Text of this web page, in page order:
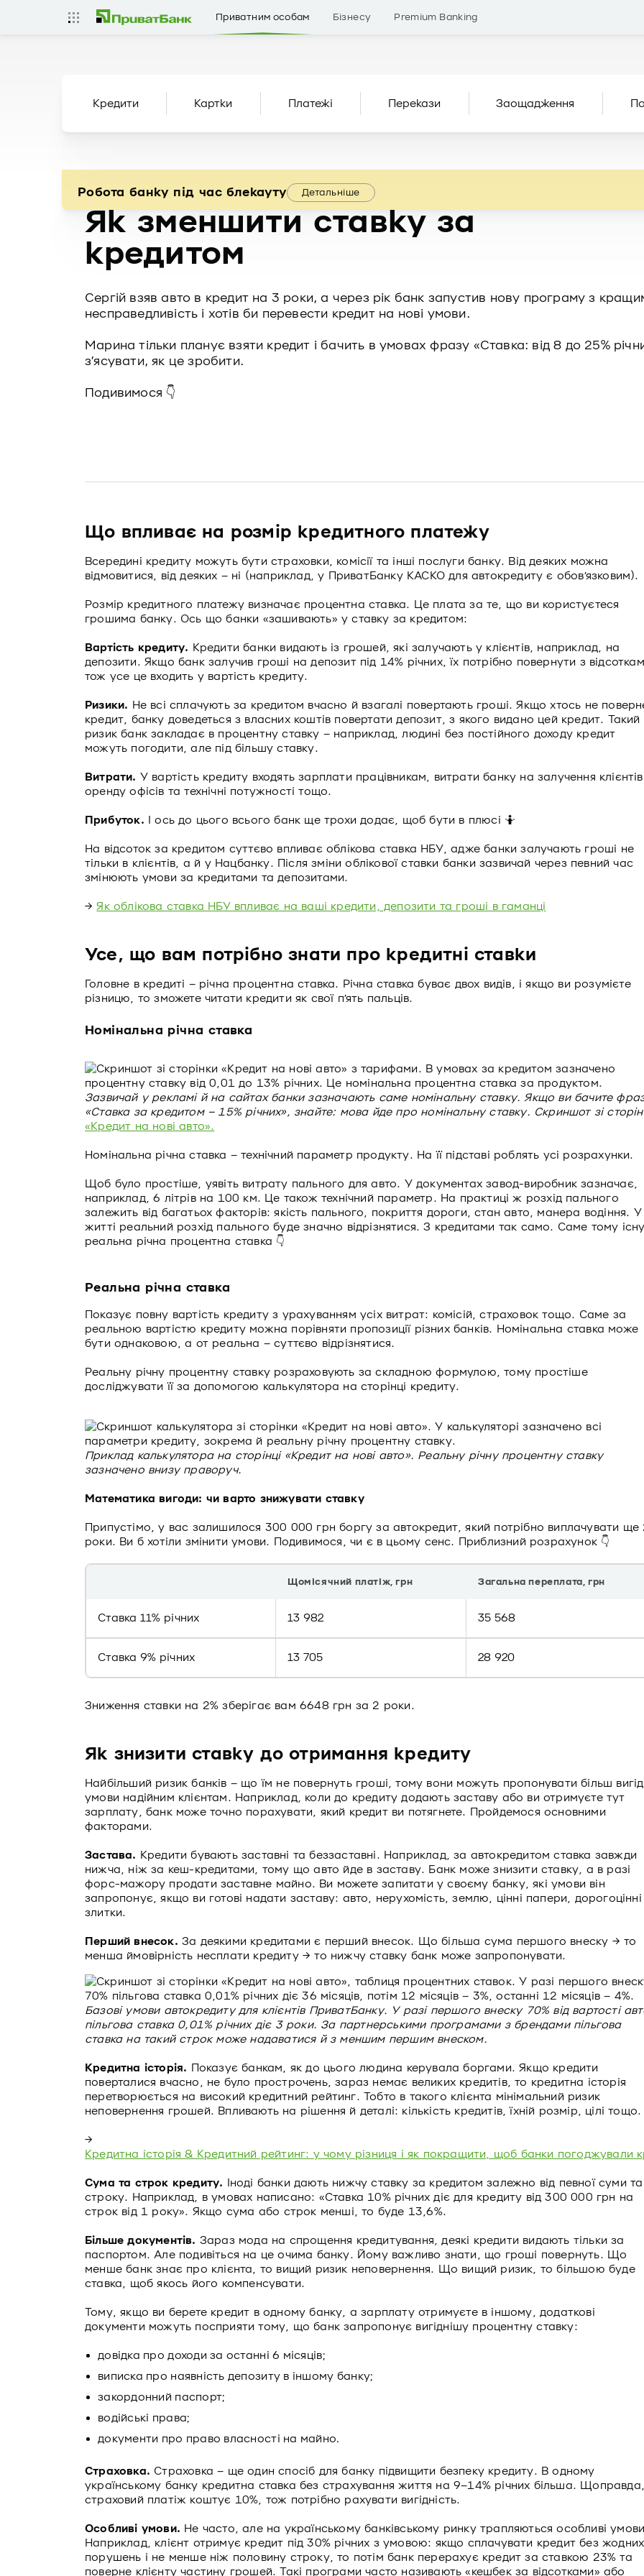
Приватним особам Бізнесу Premium Banking
Кредити Картки Платежі Перекази Заощадження
Робота банку під час блекауту Детальніше
Як зменшити ставку за
кредитом
Сергій взяв авто в кредит на 3 роки, а через рік банк запустив нову програму з
несправедливість і хотів би перевести кредит на нові умови.
Марина тільки планує взяти кредит і бачить в умовах фразу «Ставка: від 8 до 25%
з’ясувати, як це зробити.
Подивимося 👇
Що впливає на розмір кредитного платежу
Всередині кредиту можуть бути страховки, комісії та інші послуги банку. Від деяких можна
відмовитися, від деяких – ні (наприклад, у ПриватБанку КАСКО для автокредиту є обов’язковим).
Розмір кредитного платежу визначає процентна ставка. Це плата за те, що ви користуєтеся
грошима банку. Ось що банки «зашивають» у ставку за кредитом:
Вартість кредиту. Кредити банки видають із грошей, які залучають у клієнтів, наприклад, на
депозити. Якщо банк залучив гроші на депозит під 14% річних, їх потрібно повернути з
тож усе це входить у вартість кредиту.
Ризики. Не всі сплачують за кредитом вчасно й взагалі повертають гроші. Якщо хтось не
кредит, банку доведеться з власних коштів повертати депозит, з якого видано цей кредит. Такий
ризик банк закладає в процентну ставку – наприклад, людині без постійного доходу кредит
можуть погодити, але під більшу ставку.
Витрати. У вартість кредиту входять зарплати працівникам, витрати банку на залучення
оренду офісів та технічні потужності тощо.
Прибуток. І ось до цього всього банк ще трохи додає, щоб бути в плюсі 🤷
На відсоток за кредитом суттєво впливає облікова ставка НБУ, адже банки залучають гроші не
тільки в клієнтів, а й у Нацбанку. Після зміни облікової ставки банки зазвичай через певний час
змінюють умови за кредитами та депозитами.
→Як облікова ставка НБУ впливає на ваші кредити, депозити та гроші в гаманці
Усе, що вам потрібно знати про кредитні ставки
Головне в кредиті – річна процентна ставка. Річна ставка буває двох видів, і якщо ви розумієте
різницю, то зможете читати кредити як свої п’ять пальців.
Номінальна річна ставка
Зазвичай у рекламі й на сайтах банки зазначають саме номінальну ставку. Якщо ви бачите
«Ставка за кредитом – 15% річних», знайте: мова йде про номінальну ставку. Скриншот зі
«Кредит на нові авто».
Номінальна річна ставка – технічний параметр продукту. На її підставі роблять усі розрахунки.
Щоб було простіше, уявіть витрату пального для авто. У документах завод-виробник зазначає,
наприклад, 6 літрів на 100 км. Це також технічний параметр. На практиці ж розхід пального
залежить від багатьох факторів: якість пального, покриття дороги, стан авто, манера водіння. У
житті реальний розхід пального буде значно відрізнятися. З кредитами так само. Саме тому
реальна річна процентна ставка 👇
Реальна річна ставка
Показує повну вартість кредиту з урахуванням усіх витрат: комісій, страховок тощо. Саме за
реальною вартістю кредиту можна порівняти пропозиції різних банків. Номінальна ставка може
бути однаковою, а от реальна – суттєво відрізнятися.
Реальну річну процентну ставку розраховують за складною формулою, тому простіше
досліджувати її за допомогою калькулятора на сторінці кредиту.
Приклад калькулятора на сторінці «Кредит на нові авто». Реальну річну процентну ставку
зазначено внизу праворуч.
Математика вигоди: чи варто знижувати ставку
Припустімо, у вас залишилося 300 000 грн боргу за автокредит, який потрібно виплачувати ще
роки. Ви б хотіли змінити умови. Подивимося, чи є в цьому сенс. Приблизний розрахунок 👇
Щомісячний платіж, грн Загальна переплата, грн
Ставка 11% річних 13 982 35 568
Ставка 9% річних 13 705 28 920
Зниження ставки на 2% зберігає вам 6648 грн за 2 роки.
Як знизити ставку до отримання кредиту
Найбільший ризик банків – що їм не повернуть гроші, тому вони можуть пропонувати більш
умови надійним клієнтам. Наприклад, коли до кредиту додають заставу або ви отримуєте тут
зарплату, банк може точно порахувати, який кредит ви потягнете. Пройдемося основними
факторами.
Застава. Кредити бувають заставні та беззаставні. Наприклад, за автокредитом ставка завжди
нижча, ніж за кеш-кредитами, тому що авто йде в заставу. Банк може знизити ставку, а в разі
форс-мажору продати заставне майно. Ви можете запитати у своєму банку, які умови він
запропонує, якщо ви готові надати заставу: авто, нерухомість, землю, цінні папери, дорогоцінні
злитки.
Перший внесок. За деякими кредитами є перший внесок. Що більша сума першого внеску → то
менша ймовірність несплати кредиту → то нижчу ставку банк може запропонувати.
Базові умови автокредиту для клієнтів ПриватБанку. У разі першого внеску 70% від вартості
пільгова ставка 0,01% річних діє 3 роки. За партнерськими програмами з брендами пільгова
ставка на такий строк може надаватися й з меншим першим внеском.
Кредитна історія. Показує банкам, як до цього людина керувала боргами. Якщо кредити
поверталися вчасно, не було прострочень, зараз немає великих кредитів, то кредитна історія
перетворюється на високий кредитний рейтинг. Тобто в такого клієнта мінімальний ризик
неповернення грошей. Впливають на рішення й деталі: кількість кредитів, їхній розмір, цілі тощо.
→
Кредитна історія & Кредитний рейтинг: у чому різниця і як покращити, щоб банки погоджували
Сума та строк кредиту. Іноді банки дають нижчу ставку за кредитом залежно від певної суми та
строку. Наприклад, в умовах написано: «Ставка 10% річних діє для кредиту від 300 000 грн на
строк від 1 року». Якщо сума або строк менші, то буде 13,6%.
Більше документів. Зараз мода на спрощення кредитування, деякі кредити видають тільки за
паспортом. Але подивіться на це очима банку. Йому важливо знати, що гроші повернуть. Що
менше банк знає про клієнта, то вищий ризик неповернення. Що вищий ризик, то більшою буде
ставка, щоб якось його компенсувати.
Тому, якщо ви берете кредит в одному банку, а зарплату отримуєте в іншому, додаткові
документи можуть посприяти тому, що банк запропонує вигіднішу процентну ставку:
довідка про доходи за останні 6 місяців;
виписка про наявність депозиту в іншому банку;
закордонний паспорт;
водійські права;
документи про право власності на майно.
Страховка. Страховка – ще один спосіб для банку підвищити безпеку кредиту. В одному
українському банку кредитна ставка без страхування життя на 9–14% річних більша.
страховий платіж коштує 10%, тож потрібно рахувати вигідність.
Особливі умови. Не часто, але на українському банківському ринку трапляються особливі
Наприклад, клієнт отримує кредит під 30% річних з умовою: якщо сплачувати кредит без жодних
порушень і не менше ніж половину строку, то потім банк перерахує кредит за ставкою 23% та
поверне клієнту частину грошей. Такі програми часто називають «кешбек за відсотками» або